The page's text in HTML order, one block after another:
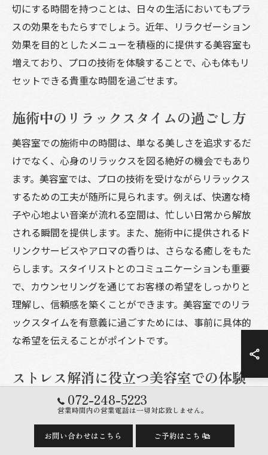
切にする時間を持つことは、日々の生活においてもプラ
スの効果をもたらすでしょう。近年、リラクゼーション
効果を目的としたメニューを積極的に提供する美容室も
増えており、プロの技術を体験することで、心も体もリ
セットできる貴重な時間を過ごせます。
施術中のリラックスタイムの過ごし方
美容室での施術中の時間は、単なる美しさを追求するだ
けでなく、心身のリラックスを図る絶好の機会でもあり
ます。美容室では、プロの技術を受けながらリラックス
するための工夫が随所に見られます。例えば、快適な椅
子や心地よい音楽が流れる空間は、忙しい日常から解放
される瞬間を提供します。また、施術中に提供されるド
リンクサービスやアロマの香りは、さらなる癒しをもた
らします。スタイリストとのコミュニケーションも重要
で、カウンセリングを通じてお客様の希望をしっかりと
理解し、信頼感を築くことができます。美容室でのリラ
ックスタイムを有意義に過ごすためには、事前に具体的
な希望を伝えることがポイントです。
ストレス解消に役立つ美容室での体験
美容室での体験は、単にヘアスタイルを整えるだけでな
ことで、日常の疲れや精神的なストレスから解放される
072-248-5223
営業時間内の営業電話は一切対応致しません。
お問い合わせはこちら ご予約はこちら